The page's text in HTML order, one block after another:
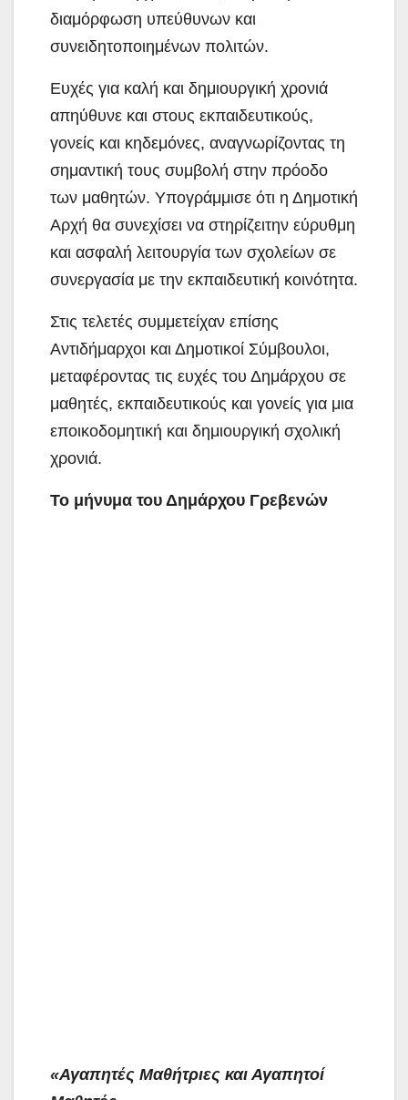
διαμόρφωση υπεύθυνων και
συνειδητοποιημένων πολιτών.
Ευχές για καλή και δημιουργική χρονιά
απηύθυνε και στους εκπαιδευτικούς,
γονείς και κηδεμόνες, αναγνωρίζοντας τη
σημαντική τους συμβολή στην πρόοδο
των μαθητών. Υπογράμμισε ότι η Δημοτική
Αρχή θα συνεχίσει να στηρίζειτην εύρυθμη
και ασφαλή λειτουργία των σχολείων σε
συνεργασία με την εκπαιδευτική κοινότητα.
Στις τελετές συμμετείχαν επίσης
Αντιδήμαρχοι και Δημοτικοί Σύμβουλοι,
μεταφέροντας τις ευχές του Δημάρχου σε
μαθητές, εκπαιδευτικούς και γονείς για μια
εποικοδομητική και δημιουργική σχολική
χρονιά.
Το μήνυμα του Δημάρχου Γρεβενών
«Αγαπητές Μαθήτριες και Αγαπητοί